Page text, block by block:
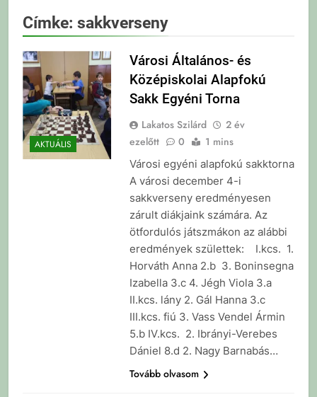
Címke: sakkverseny
AKTUÁLIS
Városi Általános- és
Középiskolai Alapfokú
Sakk Egyéni Torna
Lakatos Szilárd
2 év
ezelőtt
0 1 mins
Városi egyéni alapfokú sakktorna
A városi december 4-i
sakkverseny eredményesen
zárult diákjaink számára. Az
ötfordulós játszmákon az alábbi
eredmények születtek: I.kcs. 1.
Horváth Anna 2.b 3. Boninsegna
Izabella 3.c 4. Jégh Viola 3.a
II.kcs. lány 2. Gál Hanna 3.c
III.kcs. fiú 3. Vass Vendel Ármin
5.b IV.kcs. 2. Ibrányi-Verebes
Dániel 8.d 2. Nagy Barnabás…
Tovább olvasom